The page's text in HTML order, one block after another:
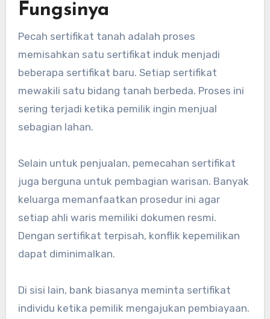
Fungsinya
Pecah sertifikat tanah adalah proses
memisahkan satu sertifikat induk menjadi
beberapa sertifikat baru. Setiap sertifikat
mewakili satu bidang tanah berbeda. Proses ini
sering terjadi ketika pemilik ingin menjual
sebagian lahan.
Selain untuk penjualan, pemecahan sertifikat
juga berguna untuk pembagian warisan. Banyak
keluarga memanfaatkan prosedur ini agar
setiap ahli waris memiliki dokumen resmi.
Dengan sertifikat terpisah, konflik kepemilikan
dapat diminimalkan.
Di sisi lain, bank biasanya meminta sertifikat
individu ketika pemilik mengajukan pembiayaan.